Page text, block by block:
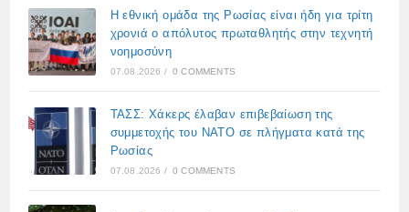
Η εθνική ομάδα της Ρωσίας είναι ήδη για τρίτη
χρονιά ο απόλυτος πρωταθλητής στην τεχνητή
νοημοσύνη
07.08.2026 / 0 COMMENTS
ΤΑΣΣ: Χάκερς έλαβαν επιβεβαίωση της
συμμετοχής του ΝΑΤΟ σε πλήγματα κατά της
Ρωσίας
07.08.2026 / 0 COMMENTS